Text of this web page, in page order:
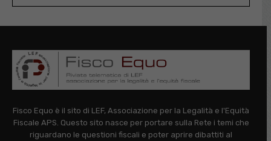
Fisco Equo è il sito di LEF, Associazione per la Legalità e l'Equità
Fiscale APS. Questo sito nasce per portare sulla Rete i temi che
riguardano le questioni fiscali e poter aprire dibattiti al